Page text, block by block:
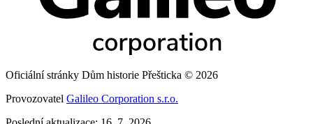
Oficiální stránky Dům historie Přešticka © 2026
Provozovatel Galileo Corporation s.r.o.